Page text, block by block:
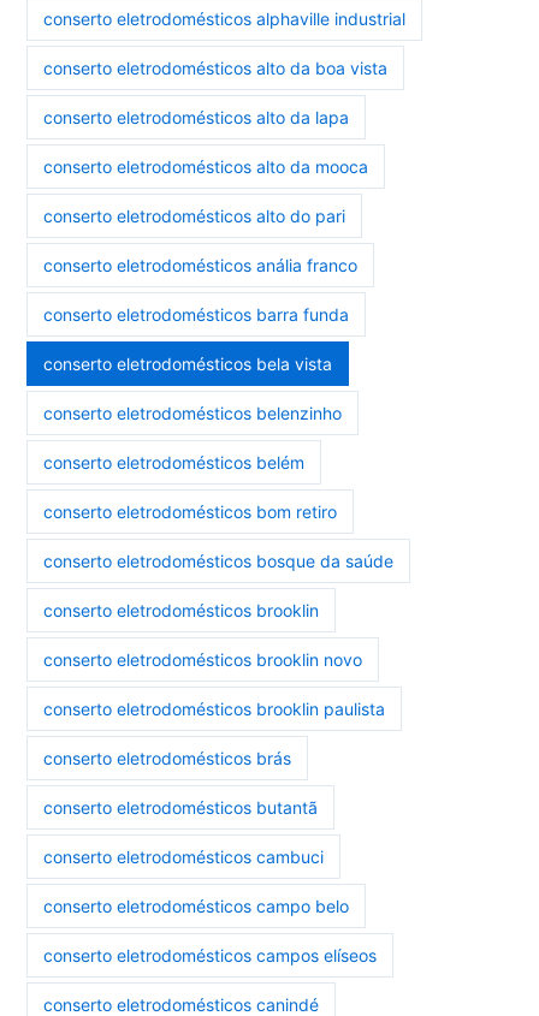
conserto eletrodomésticos alphaville industrial
conserto eletrodomésticos alto da boa vista
conserto eletrodomésticos alto da lapa
conserto eletrodomésticos alto da mooca
conserto eletrodomésticos alto do pari
conserto eletrodomésticos anália franco
conserto eletrodomésticos barra funda
conserto eletrodomésticos bela vista
conserto eletrodomésticos belenzinho
conserto eletrodomésticos belém
conserto eletrodomésticos bom retiro
conserto eletrodomésticos bosque da saúde
conserto eletrodomésticos brooklin
conserto eletrodomésticos brooklin novo
conserto eletrodomésticos brooklin paulista
conserto eletrodomésticos brás
conserto eletrodomésticos butantã
conserto eletrodomésticos cambuci
conserto eletrodomésticos campo belo
conserto eletrodomésticos campos elíseos
conserto eletrodomésticos canindé